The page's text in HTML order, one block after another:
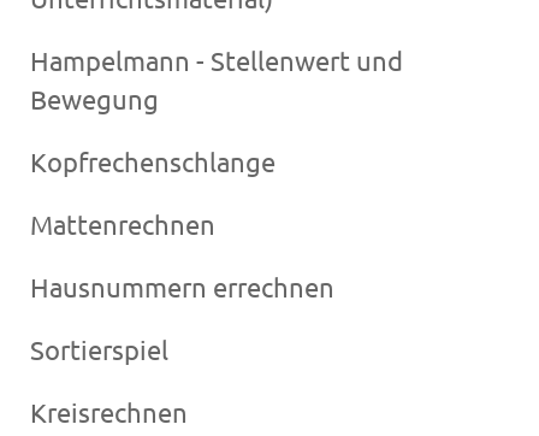
Hampelmann - Stellenwert und
Bewegung
Kopfrechenschlange
Mattenrechnen
Hausnummern errechnen
Sortierspiel
Kreisrechnen